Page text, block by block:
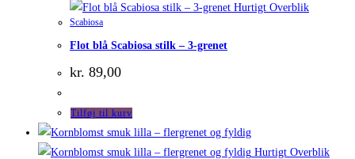
Hurtigt Overblik
Scabiosa
Flot blå Scabiosa stilk – 3-grenet
kr. 89,00
Tilføj til kurv
Hurtigt Overblik